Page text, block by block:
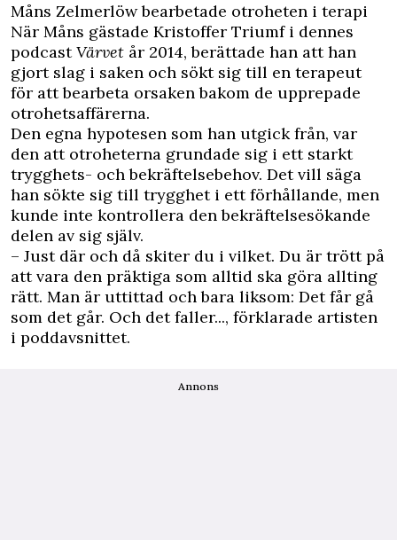
Måns Zelmerlöw bearbetade otroheten i terapi
När Måns gästade Kristoffer Triumf i dennes
podcastVärvet år 2014, berättade han att han
gjort slag i saken och sökt sig till en terapeut
för att bearbeta orsaken bakom de upprepade
otrohetsaffärerna.
Den egna hypotesen som han utgick från, var
den att otroheterna grundade sig i ett starkt
trygghets- och bekräftelsebehov. Det vill säga
han sökte sig till trygghet i ett förhållande, men
kunde inte kontrollera den bekräftelsesökande
delen av sig själv.
– Just där och då skiter du i vilket. Du är trött på
att vara den präktiga som alltid ska göra allting
rätt. Man är uttittad och bara liksom: Det får gå
som det går. Och det faller..., förklarade artisten
i poddavsnittet.
Annons